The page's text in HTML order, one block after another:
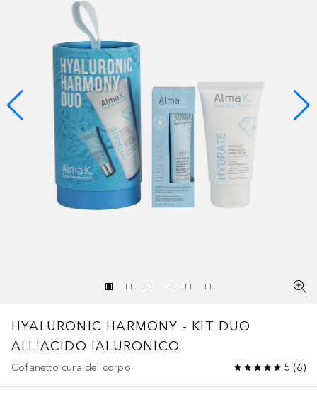
HYALURONIC HARMONY - KIT DUO
ALL'ACIDO IALURONICO
Cofanetto cura del corpo 5 (6)